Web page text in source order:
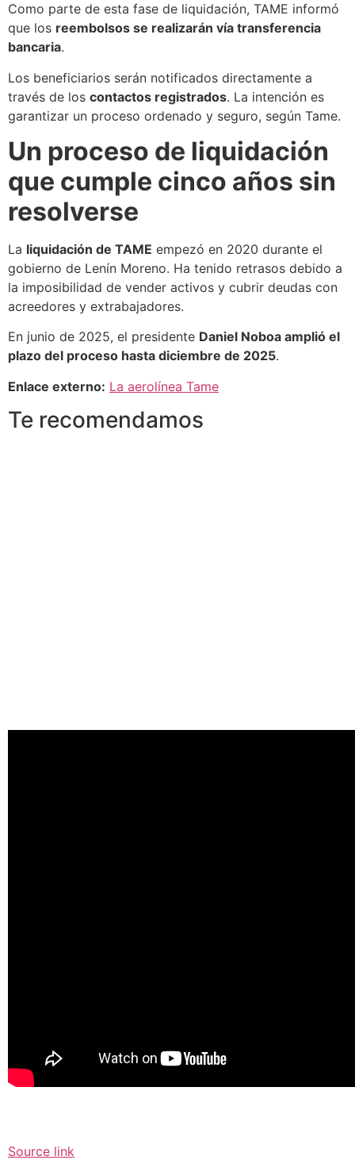
Como parte de esta fase de liquidación, TAME informó
que los reembolsos se realizarán vía transferencia
bancaria.
Los beneficiarios serán notificados directamente a
través de los contactos registrados. La intención es
garantizar un proceso ordenado y seguro, según Tame.
Un proceso de liquidación
que cumple cinco años sin
resolverse
La liquidación de TAME empezó en 2020 durante el
gobierno de Lenín Moreno. Ha tenido retrasos debido a
la imposibilidad de vender activos y cubrir deudas con
acreedores y extrabajadores.
En junio de 2025, el presidente Daniel Noboa amplió el
plazo del proceso hasta diciembre de 2025.
Enlace externo: La aerolínea Tame
Te recomendamos
Source link